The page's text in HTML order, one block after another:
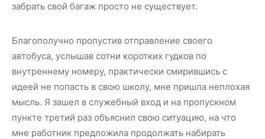
забрать свой багаж просто не существует.
Благополучно пропустив отправление своего
автобуса, услышав сотни коротких гудков по
внутреннему номеру, практически смирившись с
идеей не попасть в свою школу, мне пришла неплохая
мысль. Я зашел в служебный вход и на пропускном
пункте третий раз объяснил свою ситуацию, на что
мне работник предложила продолжать набирать